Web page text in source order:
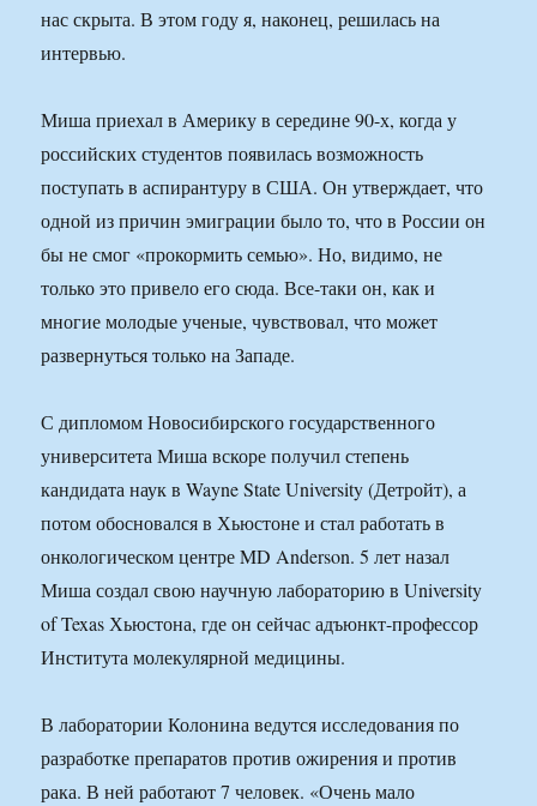
нас скрыта. В этом году я, наконец, решилась на
интервью.
Миша приехал в Америку в середине 90-х, когда у
российских студентов появилась возможность
поступать в аспирантуру в США. Он утверждает, что
одной из причин эмиграции было то, что в России он
бы не смог «прокормить семью». Но, видимо, не
только это привело его сюда. Все-таки он, как и
многие молодые ученые, чувствовал, что может
развернуться только на Западе.
С дипломом Новосибирского государственного
университета Миша вскоре получил степень
кандидата наук в Wayne State University (Детройт), а
потом обосновался в Хьюстоне и стал работать в
онкологическом центре MD Anderson. 5 лет назал
Миша создал свою научную лабораторию в University
of Texas Хьюстона, где он сейчас адъюнкт-профессор
Института молекулярной медицины.
В лаборатории Колонина ведутся исследования по
разработке препаратов против ожирения и против
рака. В ней работают 7 человек. «Очень мало